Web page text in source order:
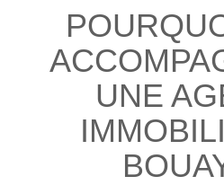
UNE